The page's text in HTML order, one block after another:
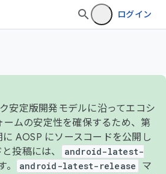
ログイン
安定版開発モデルに沿ってエコシ
ームの安定性を確保するため、第
AOSP にソースコードを公開し
投稿には、
android-latest-
android-latest-release
マ